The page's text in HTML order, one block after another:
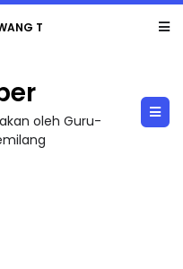
#141 #...
oleh Guru-